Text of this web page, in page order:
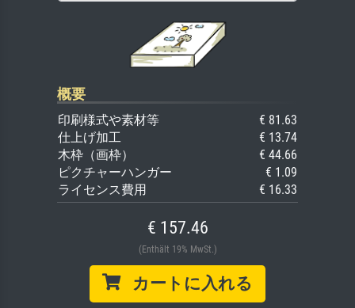
概要
印刷様式や素材等
€ 81.63
仕上げ加工
€ 13.74
木枠（画枠）
€ 44.66
ピクチャーハンガー
€ 1.09
ライセンス費用
€ 16.33
€ 157.46
(Enthält 19% MwSt.)
カートに入れる